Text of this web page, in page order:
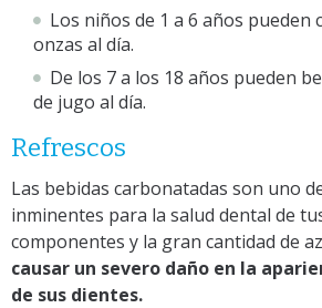
Los niños de 1 a 6 años pueden
onzas al día.
De los 7 a los 18 años pueden
de jugo al día.
Refrescos
Las bebidas carbonatadas son uno
inminentes para la salud dental de
componentes y la gran cantidad de
causar un severo daño en la
de sus dientes.